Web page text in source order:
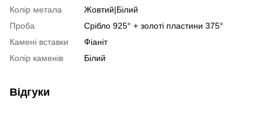
Колір метала
Жовтий|Білий
Проба
Срібло 925° + золоті пластини 375°
Камені вставки
Фіаніт
Колір каменів
Білий
Відгуки